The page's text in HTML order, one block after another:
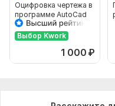
Оцифровка чертежа в
программе AutoCad
Выбор Kwork
1 000 ₽